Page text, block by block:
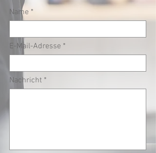
Name
E-Mail-Adresse
Nachricht